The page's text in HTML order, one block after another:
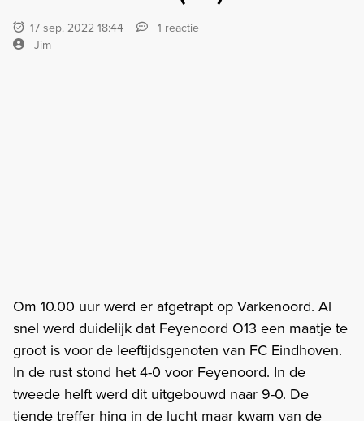
17 sep. 2022 18:44
1 reactie
Jim
Om 10.00 uur werd er afgetrapt op Varkenoord. Al
snel werd duidelijk dat Feyenoord O13 een maatje te
groot is voor de leeftijdsgenoten van FC Eindhoven.
In de rust stond het 4-0 voor Feyenoord. In de
tweede helft werd dit uitgebouwd naar 9-0. De
tiende treffer hing in de lucht maar kwam van de